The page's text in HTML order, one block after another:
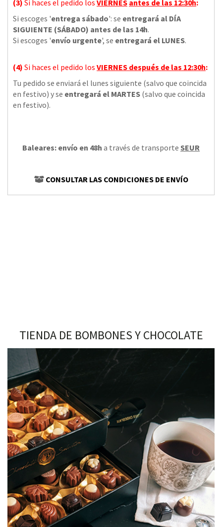
(3) Si haces el pedido los VIERNES antes de las 12:30h:
Si escoges 'entrega sábado': se entregará al DÍA
SIGUIENTE (SÁBADO) antes de las 14h.
Si escoges 'envío urgente', se entregará el LUNES.
(4) Si haces el pedido los VIERNES después de las 12:30h:
Tu pedido se enviará el lunes siguiente (salvo que coincida
en festivo) y se entregará el MARTES (salvo que coincida
en festivo).
Baleares: envío en 48h a través de transporte SEUR
CONSULTAR LAS CONDICIONES DE ENVÍO
TIENDA DE BOMBONES Y CHOCOLATE